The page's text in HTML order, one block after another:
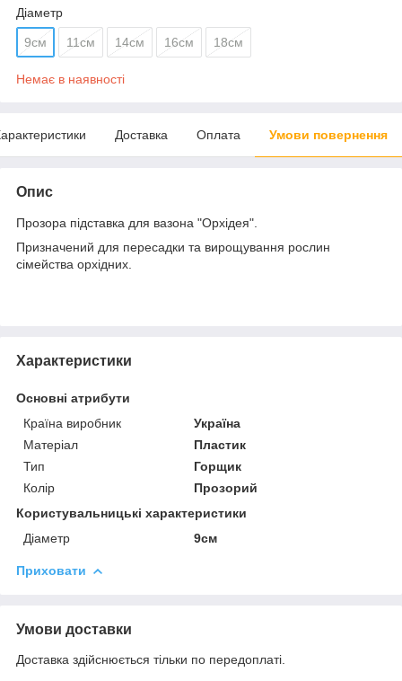
Діаметр
9см 11см 14см 16см 18см
Немає в наявності
Доставка Оплата Умови повернення
Опис
Прозора підставка для вазона "Орхідея".
Призначений для пересадки та вирощування рослин
сімейства орхідних.
Характеристики
Основні атрибути
Країна виробник
Україна
Матеріал
Пластик
Тип
Горщик
Колір
Прозорий
Користувальницькі характеристики
Діаметр
9см
Приховати
Умови доставки
Доставка здійснюється тільки по передоплаті.